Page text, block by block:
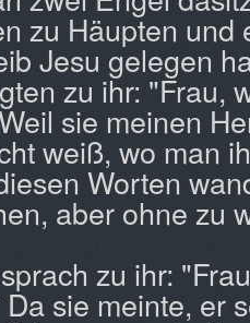
zu Häupten und
Jesu gelegen
zu ihr: "Frau,
sie meinen
weiß, wo man
Worten
aber ohne zu
zu ihr:
sie meinte, er